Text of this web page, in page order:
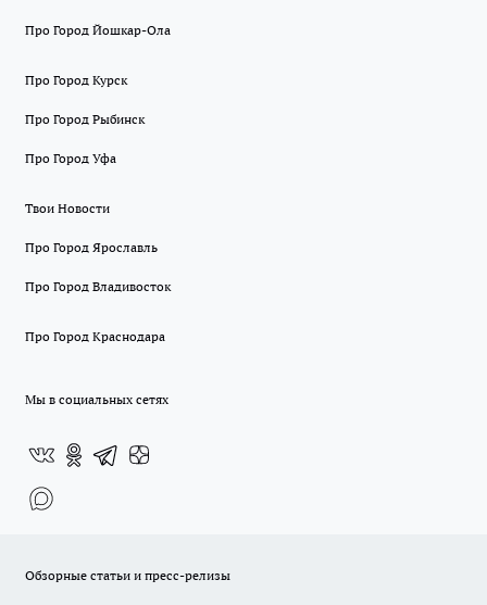
Про Город Йошкар-Ола
Про Город Курск
Про Город Рыбинск
Про Город Уфа
Твои Новости
Про Город Ярославль
Про Город Владивосток
Про Город Краснодара
Мы в социальных сетях
Обзорные статьи и пресс-релизы